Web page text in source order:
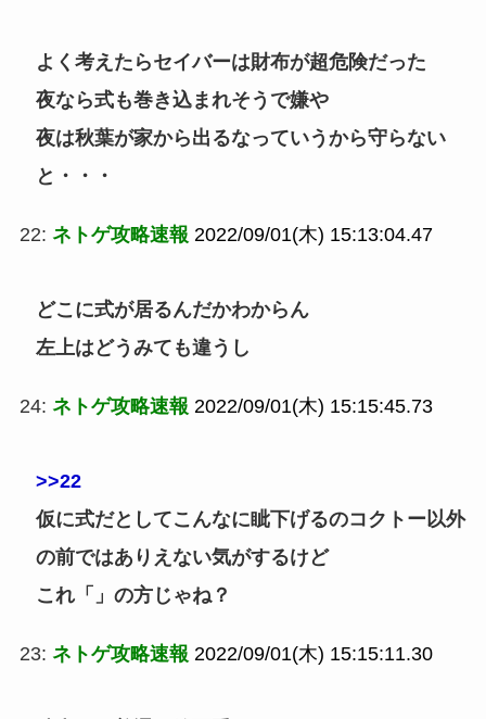
よく考えたらセイバーは財布が超危険だった
夜なら式も巻き込まれそうで嫌や
夜は秋葉が家から出るなっていうから守らない
と・・・
22: ネトゲ攻略速報 2022/09/01(木) 15:13:04.47
どこに式が居るんだかわからん
左上はどうみても違うし
24: ネトゲ攻略速報 2022/09/01(木) 15:15:45.73
>>22
仮に式だとしてこんなに眦下げるのコクトー以外
の前ではありえない気がするけど
これ「」の方じゃね？
23: ネトゲ攻略速報 2022/09/01(木) 15:15:11.30